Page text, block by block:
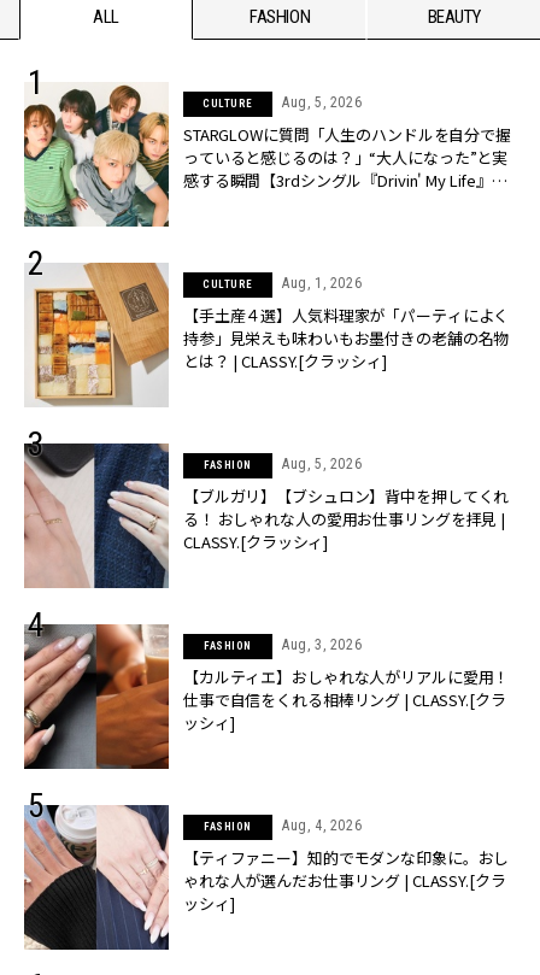
ALL FASHION BEAUTY
CULTURE Aug, 5, 2026
STARGLOWに質問「人生のハンドルを自分で握
っていると感じるのは？」“大️人になった”と実
感する瞬間【3rdシングル『Drivin' My Life』発
CULTURE Aug, 1, 2026
【手土産４選】人気料理家が「パーティによく
持参」見栄えも味わいもお墨付きの老舗の名物
とは？ | CLASSY.[クラッシィ]
FASHION Aug, 5, 2026
【ブルガリ】【ブシュロン】背中を押してくれ
る！ おしゃれな人の愛用お仕事リングを拝見 |
CLASSY.[クラッシィ]
FASHION Aug, 3, 2026
【カルティエ】おしゃれな人がリアルに愛用！
仕事で自信をくれる相棒リング | CLASSY.[クラ
ッシィ]
FASHION Aug, 4, 2026
【ティファニー】知的でモダンな印象に。おし
ゃれな人が選んだお仕事リング | CLASSY.[クラ
ッシィ]